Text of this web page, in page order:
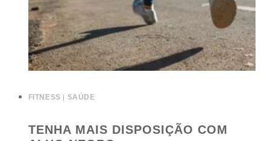
FITNESS | SAÚDE
TENHA MAIS DISPOSIÇÃO COM